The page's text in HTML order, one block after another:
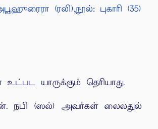
(ரலி),நூல்: புகாரி (35)
யாருக்கும் தெரியாது.
நபி (ஸல்) அவர்கள் லைலதுல்